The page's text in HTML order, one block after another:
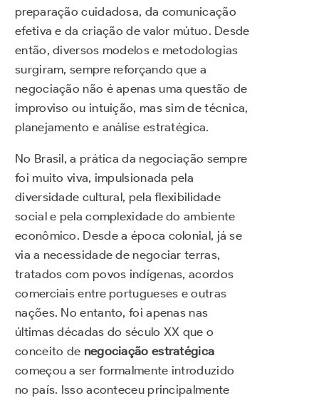
preparação cuidadosa, da comunicação
efetiva e da criação de valor mútuo. Desde
então, diversos modelos e metodologias
surgiram, sempre reforçando que a
negociação não é apenas uma questão de
improviso ou intuição, mas sim de técnica,
planejamento e análise estratégica.
No Brasil, a prática da negociação sempre
foi muito viva, impulsionada pela
diversidade cultural, pela flexibilidade
social e pela complexidade do ambiente
econômico. Desde a época colonial, já se
via a necessidade de negociar terras,
tratados com povos indígenas, acordos
comerciais entre portugueses e outras
nações. No entanto, foi apenas nas
últimas décadas do século XX que o
conceito de negociação estratégica
começou a ser formalmente introduzido
no país. Isso aconteceu principalmente